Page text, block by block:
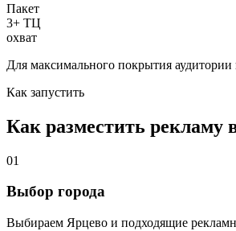
Пакет
3+ ТЦ
охват
Для максимального покрытия аудитории
Как запустить
Как разместить рекламу
01
Выбор города
Выбираем Ярцево и подходящие